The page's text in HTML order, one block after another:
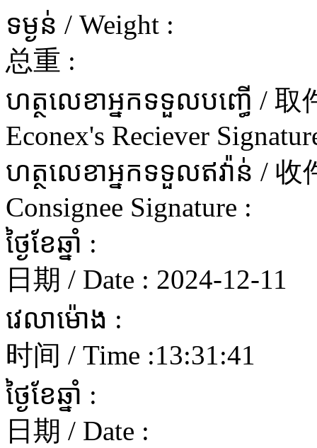
ទម្ងន់ / Weight :
总重 :
ហត្ថលេខាអ្នកទទួលបញ្ធើ / 取
Econex's Reciever
ហត្ថលេខាអ្នកទទួលឥវ៉ាន់ /
Consignee Signature :
ថ្ងៃខែឆ្នាំ :
日期 / Date : 2024-12-11
វេលាម៉ោង :
时间 / Time :13:31:41
ថ្ងៃខែឆ្នាំ :
日期 / Date :